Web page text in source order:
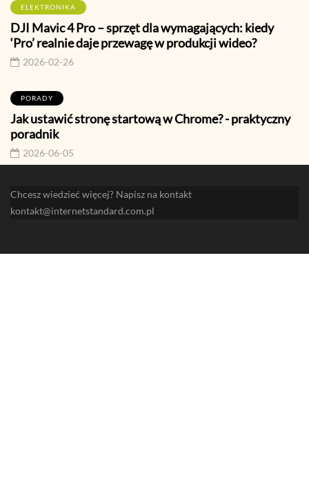
ELEKTRONIKA
DJI Mavic 4 Pro – sprzęt dla wymagających: kiedy
‘Pro’ realnie daje przewagę w produkcji wideo?
2026-02-26
PORADY
Jak ustawić stronę startową w Chrome? - praktyczny
poradnik
2026-06-05
Chcesz wiedzieć więcej? Napisz na kontakt
kontakt@internetstandard.com.pl